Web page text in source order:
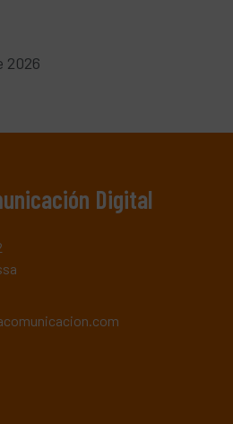
2026
Digital